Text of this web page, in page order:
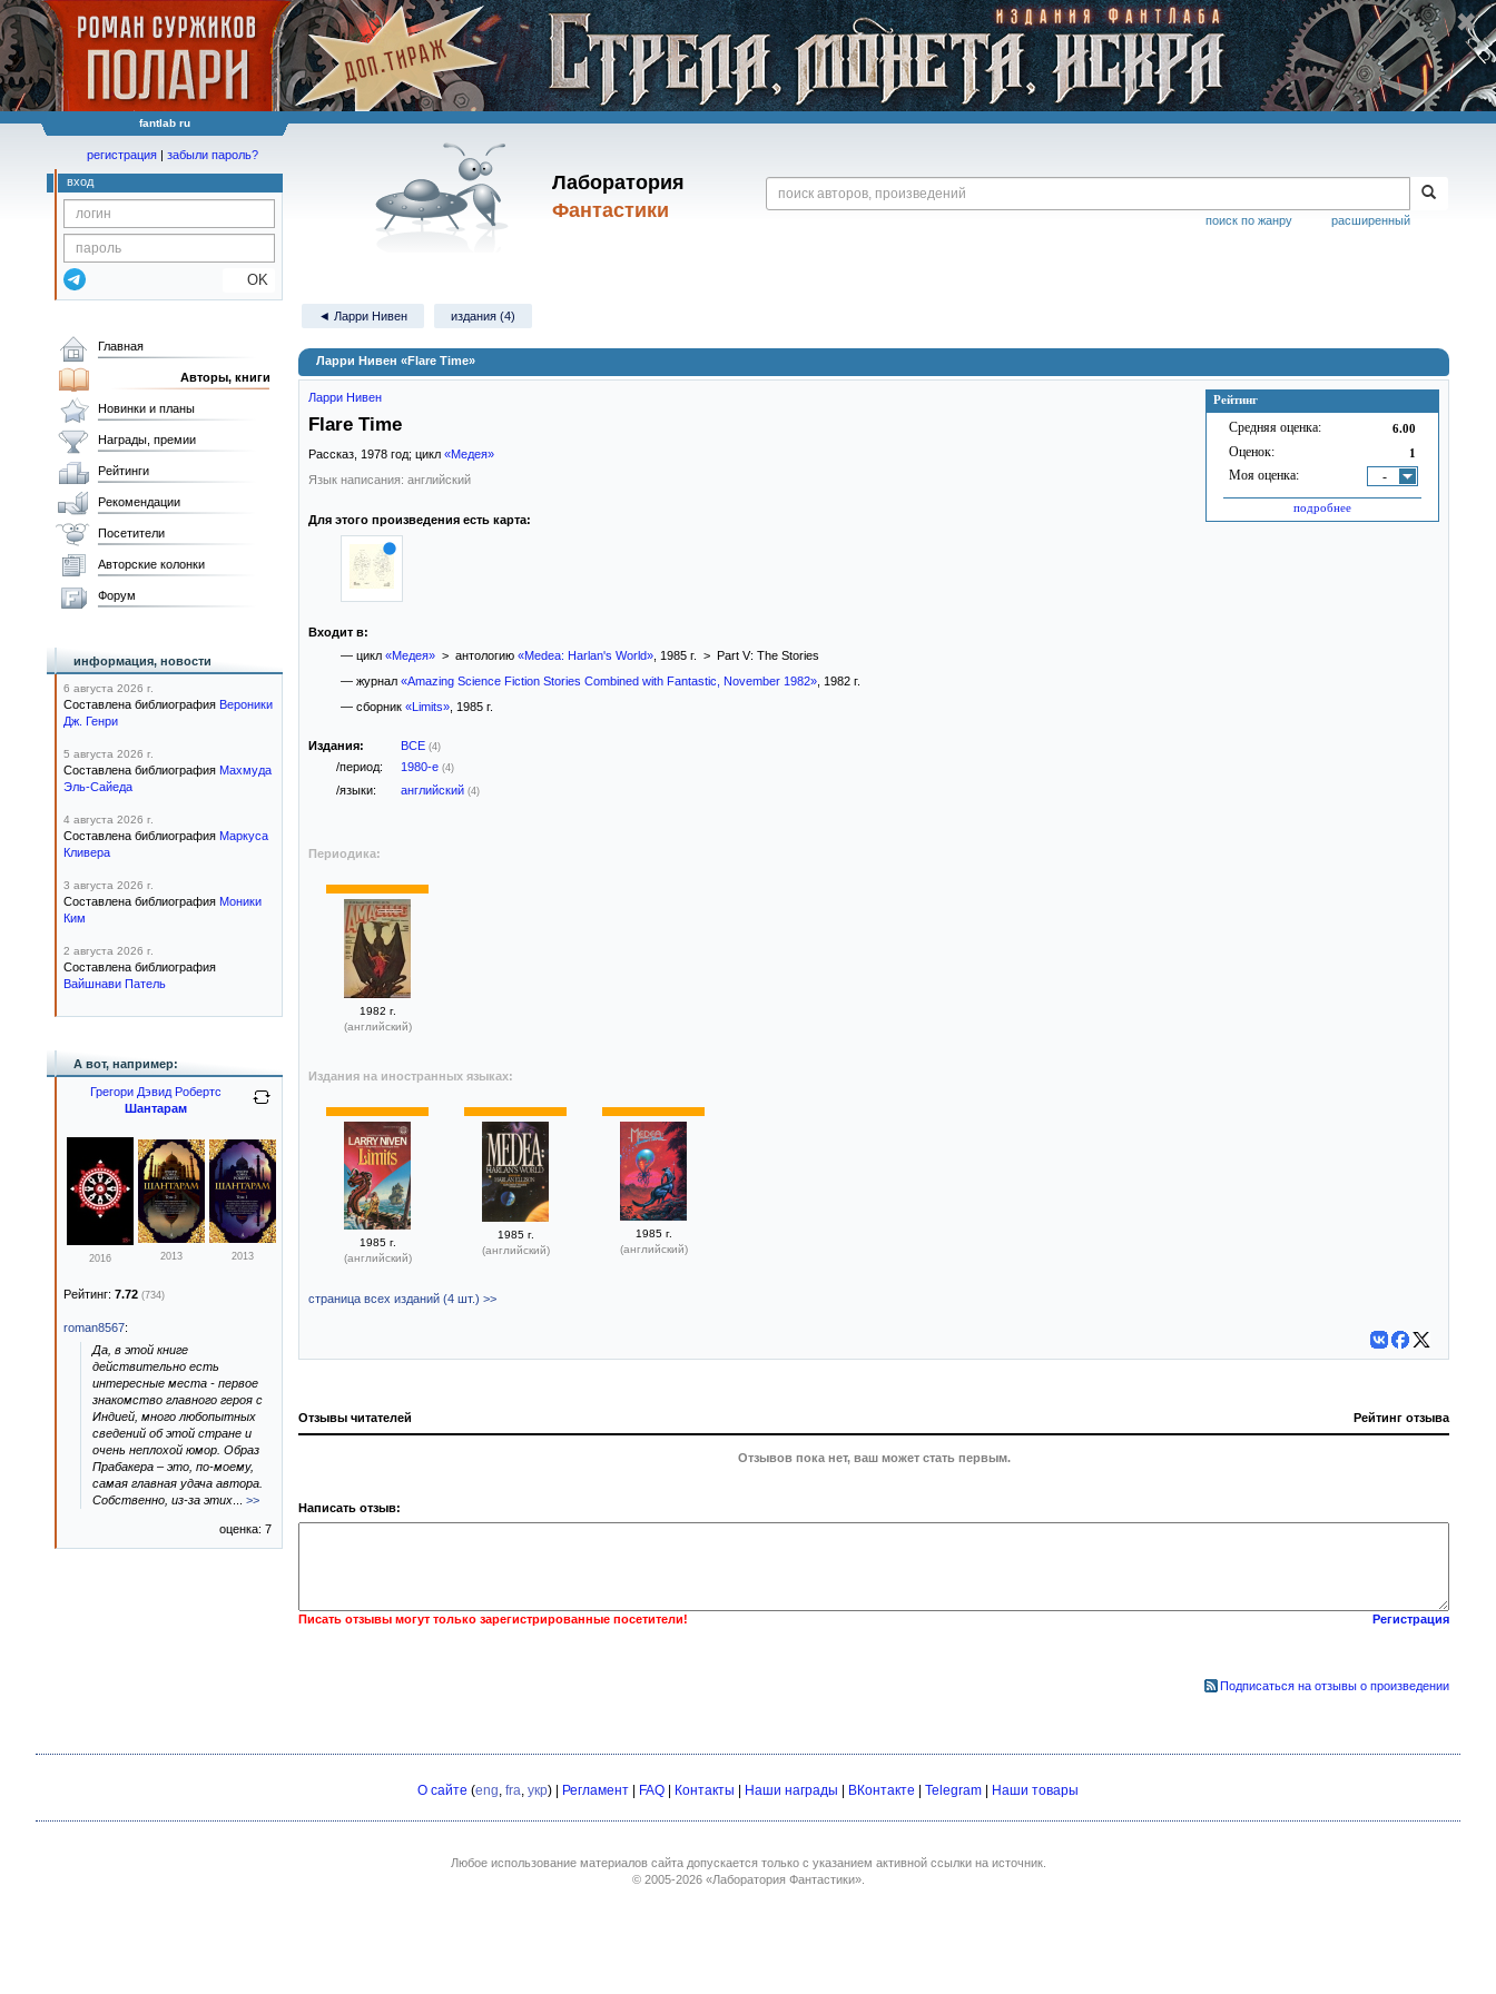
fantlab ru
Лаборатория
Фантастики
расширенный
поиск по жанру
регистрация | забыли пароль?
вход
OK
◄ Ларри Нивен издания (4)
Ларри Нивен «Flare Time»
Рейтинг
Средняя оценка: 6.00
Оценок: 1
Моя оценка: -
подробнее
Ларри Нивен
Flare Time
Рассказ, 1978 год; цикл «Медея»
Язык написания: английский
Для этого произведения есть карта:
Входит в:
— цикл «Медея»> антологию «Medea: Harlan's World», 1985 г. > Part V: The Stories
— журнал «Amazing Science Fiction Stories Combined with Fantastic, November 1982», 1982 г.
— сборник «Limits», 1985 г.
Издания: ВСЕ (4)
/период: 1980-е (4)
/языки: английский (4)
Периодика:
1982 г.
(английский)
Издания на иностранных языках:
1985 г.
(английский)
1985 г.
(английский)
1985 г.
(английский)
страница всех изданий (4 шт.) >>
Отзывы читателей Рейтинг отзыва
Отзывов пока нет, ваш может стать первым.
Написать отзыв:
Писать отзывы могут только зарегистрированные посетители! Регистрация
Подписаться на отзывы о произведении
Главная
Авторы, книги
Новинки и планы
Награды, премии
Рейтинги
Рекомендации
Посетители
Авторские колонки
Форум
информация, новости
6 августа 2026 г.
Составлена библиография Вероники
Дж. Генри
5 августа 2026 г.
Составлена библиография Махмуда
Эль-Сайеда
4 августа 2026 г.
Составлена библиография Маркуса
Кливера
3 августа 2026 г.
Составлена библиография Моники
Ким
2 августа 2026 г.
Составлена библиография
Вайшнави Патель
А вот, например:
Грегори Дэвид Робертс
Шантарам
2016 2013 2013
Рейтинг: 7.72 (734)
roman8567:
Да, в этой книге
действительно есть
интересные места - первое
знакомство главного героя с
Индией, много любопытных
сведений об этой стране и
очень неплохой юмор. Образ
Прабакера – это, по-моему,
самая главная удача автора.
Собственно, из-за этих
>>
оценка: 7
О сайте (eng, fra, укр) | Регламент FAQ Контакты Наши награды ВКонтакте Telegram Наши товары
Любое использование материалов сайта допускается только с указанием активной ссылки на источник.
© 2005-2026 «Лаборатория Фантастики».